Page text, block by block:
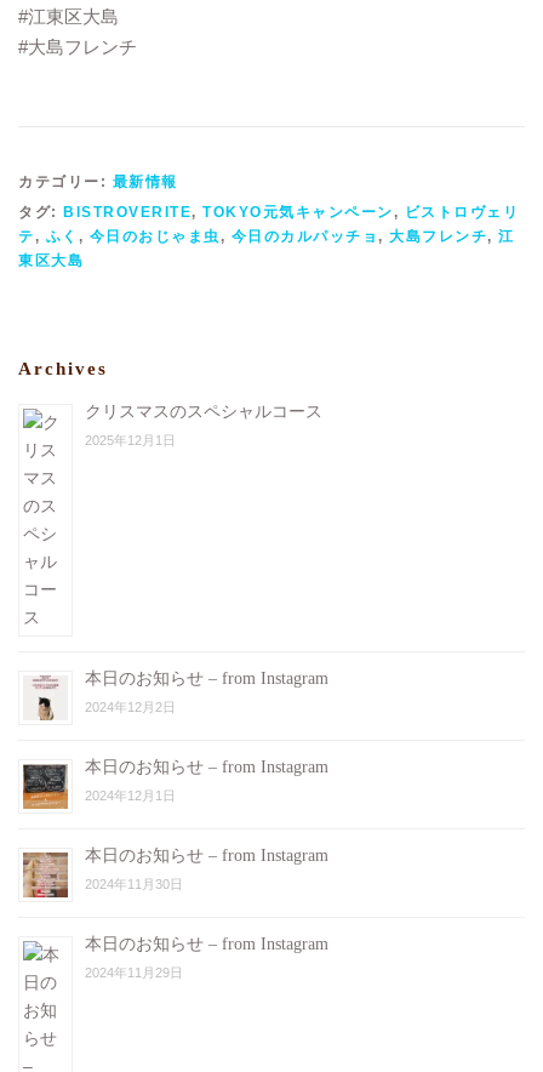
#江東区大島
#大島フレンチ
カテゴリー: 最新情報
タグ: BISTROVERITE, TOKYO元気キャンペーン , ビストロヴェリ
テ , ふく , 今日のおじゃま虫 , 今日のカルパッチョ , 大島フレンチ, 江
東区大島
Archives
クリスマスのスペシャルコース
2025年12月1日
本日のお知らせ – from Instagram
2024年12月2日
本日のお知らせ – from Instagram
2024年12月1日
本日のお知らせ – from Instagram
2024年11月30日
本日のお知らせ – from Instagram
2024年11月29日